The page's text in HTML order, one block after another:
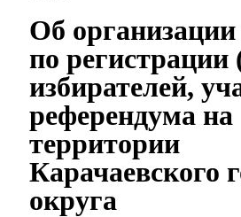
Об
по регистрации
избирателей,
референдума на
территории
Карачаевского
округа